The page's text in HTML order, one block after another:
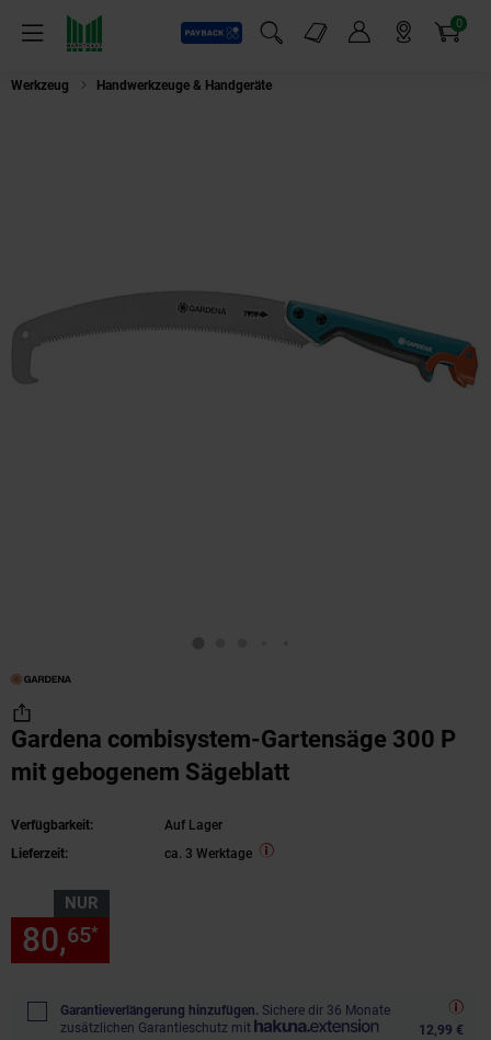
Menü
Payback
Suchfeld einblenden
Markt-Angebote 0
Artikel
Werkzeug Handwerkzeuge & Handgeräte
Gardena combisystem-Gartensäge 300 P
mit gebogenem Sägeblatt
Verfügbarkeit:
Auf Lager
Lieferzeit:
ca. 3 Werktage
NUR
80,65*
Garantieverlängerung hinzufügen. Sichere dir 36 Monate
zusätzlichen Garantieschutz mit
12,99 €